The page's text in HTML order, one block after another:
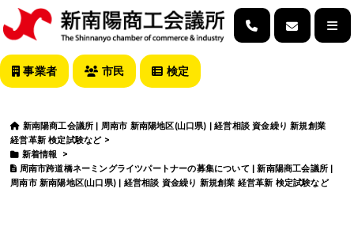
事業者 市民 検定
新南陽商工会議所 | 周南市 新南陽地区(山口県) | 経営相談 資金繰り 新規創業
経営革新 検定試験など>
新着情報
>
周南市跨道橋ネーミングライツパートナーの募集について | 新南陽商工会議所 |
周南市 新南陽地区(山口県) | 経営相談 資金繰り 新規創業 経営革新 検定試験など